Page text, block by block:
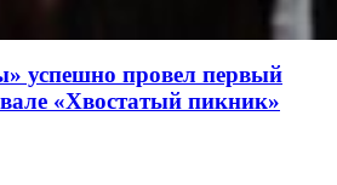
успешно провел первый
«Хвостатый пикник»